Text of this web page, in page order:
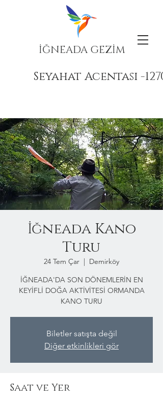
İĞNEADA GEZİM
Seyahat Acentası -
İğneada Kano
Turu
24 Tem Çar
  |
Demirköy
İĞNEADA'DA SON DÖNEMLERİN EN
KEYİFLİ DOĞA AKTİVİTESİ ORMANDA
KANO TURU
Biletler satışta değil
Diğer etkinlikleri gör
Saat ve Yer